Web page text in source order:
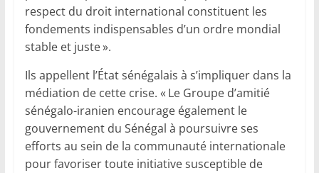
respect du droit international constituent les
fondements indispensables d’un ordre mondial
stable et juste ».
Ils appellent l’État sénégalais à s’impliquer dans la
médiation de cette crise. « Le Groupe d’amitié
sénégalo-iranien encourage également le
gouvernement du Sénégal à poursuivre ses
efforts au sein de la communauté internationale
pour favoriser toute initiative susceptible de